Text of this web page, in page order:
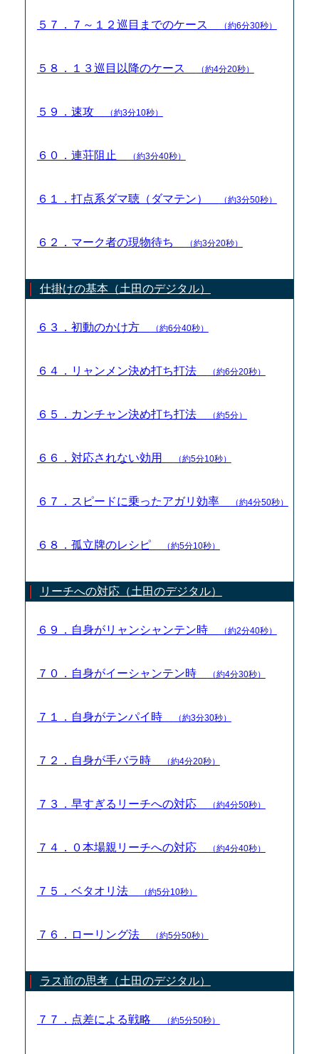
５７．７～１２巡目までのケース （約6分30秒）
５８．１３巡目以降のケース （約4分20秒）
５９．速攻 （約3分10秒）
６０．連荘阻止 （約3分40秒）
６１．打点系ダマ聴（ダマテン） （約3分50秒）
６２．マーク者の現物待ち （約3分20秒）
仕掛けの基本（土田のデジタル）
６３．初動のかけ方 （約6分40秒）
６４．リャンメン決め打ち打法 （約6分20秒）
６５．カンチャン決め打ち打法 （約5分）
６６．対応されない効用 （約5分10秒）
６７．スピードに乗ったアガリ効率 （約4分50秒）
６８．孤立牌のレシピ （約5分10秒）
リーチへの対応（土田のデジタル）
６９．自身がリャンシャンテン時 （約2分40秒）
７０．自身がイーシャンテン時 （約4分30秒）
７１．自身がテンパイ時 （約3分30秒）
７２．自身が手バラ時 （約4分20秒）
７３．早すぎるリーチへの対応 （約4分50秒）
７４．０本場親リーチへの対応 （約4分40秒）
７５．ベタオリ法 （約5分10秒）
７６．ローリング法 （約5分50秒）
ラス前の思考（土田のデジタル）
７７．点差による戦略 （約5分50秒）